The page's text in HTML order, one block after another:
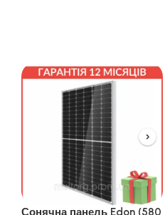
Сонячна панель Edon (580